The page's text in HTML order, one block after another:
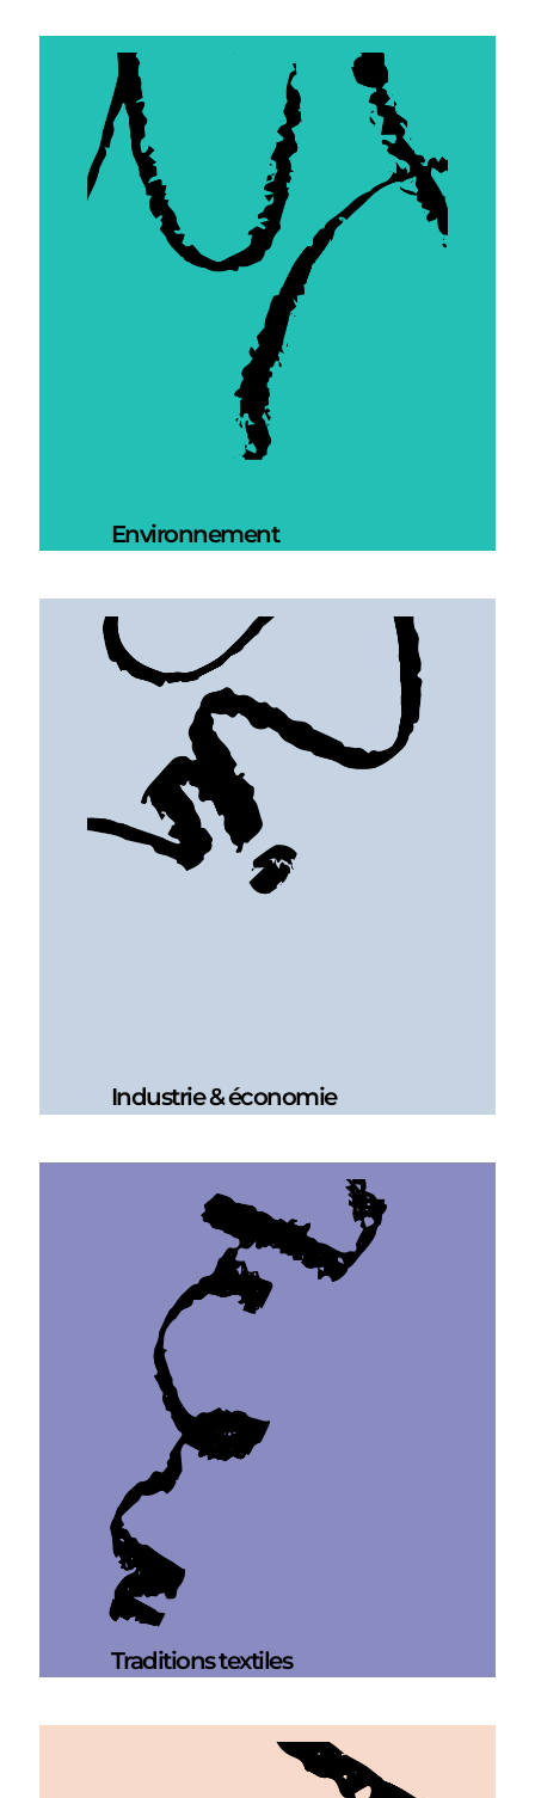
Environnement
Industrie & économie
Traditions textiles